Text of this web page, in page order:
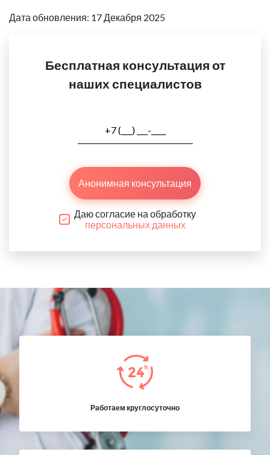
Дата обновления: 17 Декабря 2025
Бесплатная консультация от
наших специалистов
Анонимная консультация
Даю согласие на обработку
персональных данных
Работаем круглосуточно